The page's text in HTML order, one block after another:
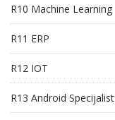
R10 Machine Learning
R11 ERP
R12 IOT
R13 Android Specijalist